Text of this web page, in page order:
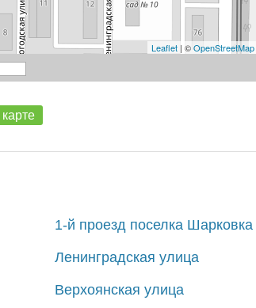
Leaflet | ©OpenStreetMap
1-й проезд поселка Шарковка
Ленинградская улица
Верхоянская улица